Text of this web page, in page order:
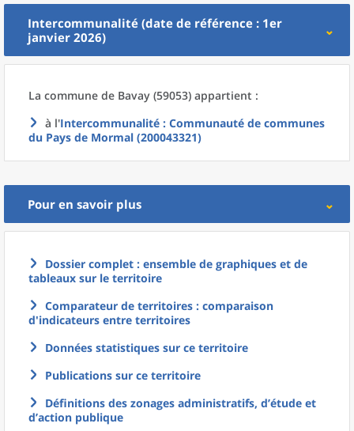
Intercommunalité (date de référence : 1er
janvier 2026)
La commune de Bavay (59053) appartient :
à l'Intercommunalité : Communauté de communes
du Pays de Mormal (200043321)
Pour en savoir plus
Dossier complet : ensemble de graphiques et de
tableaux sur le territoire
Comparateur de territoires : comparaison
d'indicateurs entre territoires
Données statistiques sur ce territoire
Publications sur ce territoire
Définitions des zonages administratifs, d’étude et
d’action publique